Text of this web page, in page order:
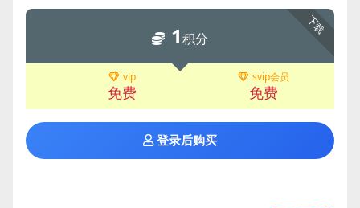
下载
1积分
vip
免费
svip会员
免费
登录后购买